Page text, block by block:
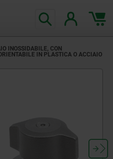
INOSSIDABILE, CON
IN PLASTICA O ACCIAIO